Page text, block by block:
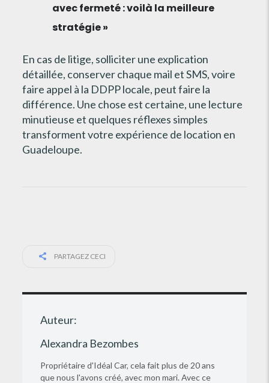
avec fermeté : voilà la meilleure
stratégie »
En cas de litige, solliciter une explication
détaillée, conserver chaque mail et SMS, voire
faire appel à la DDPP locale, peut faire la
différence. Une chose est certaine, une lecture
minutieuse et quelques réflexes simples
transforment votre expérience de location en
Guadeloupe.
PARTAGEZ CECI
Auteur:
Alexandra Bezombes
Propriétaire d'Idéal Car, cela fait plus de 20 ans
que nous l'avons créé, avec mon mari. Avec ce